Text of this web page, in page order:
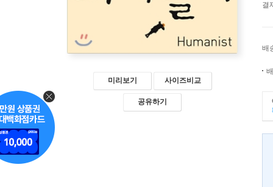
미리보기 사이즈비교
공유하기
결
배